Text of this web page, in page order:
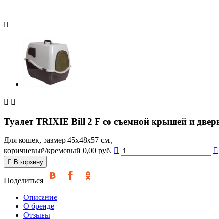

 
Туалет TRIXIE Bill 2 F со съемной крышей и
Для кошек, размер 45х48х57 см.,
коричневый/кремовый 0,00 руб.  
 В корзину
Поделиться
Описание
О бренде
Отзывы